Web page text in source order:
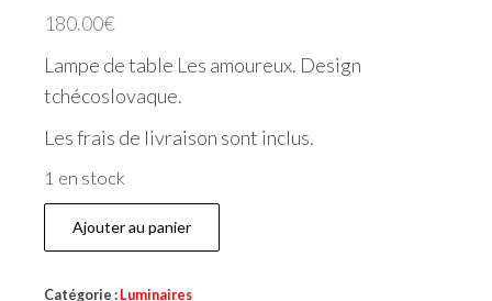
180.00€
Lampe de table Les amoureux. Design
tchécoslovaque.
Les frais de livraison sont inclus.
1 en stock
Ajouter au panier
Catégorie : Luminaires